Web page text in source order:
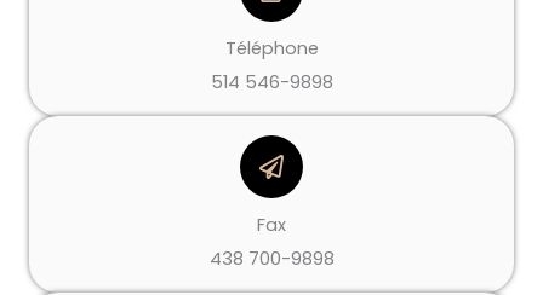
Téléphone
514 546-9898
Fax
438 700-9898